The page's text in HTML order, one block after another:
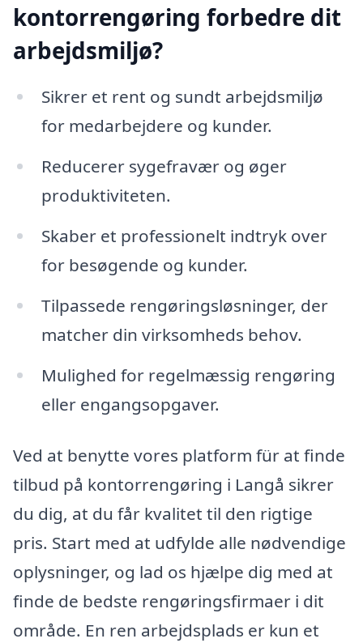
kontorrengøring forbedre dit
arbejdsmiljø?
Sikrer et rent og sundt arbejdsmiljø
for medarbejdere og kunder.
Reducerer sygefravær og øger
produktiviteten.
Skaber et professionelt indtryk over
for besøgende og kunder.
Tilpassede rengøringsløsninger, der
matcher din virksomheds behov.
Mulighed for regelmæssig rengøring
eller engangsopgaver.
Ved at benytte vores platform für at finde
tilbud på kontorrengøring i Langå sikrer
du dig, at du får kvalitet til den rigtige
pris. Start med at udfylde alle nødvendige
oplysninger, og lad os hjælpe dig med at
finde de bedste rengøringsfirmaer i dit
område. En ren arbejdsplads er kun et